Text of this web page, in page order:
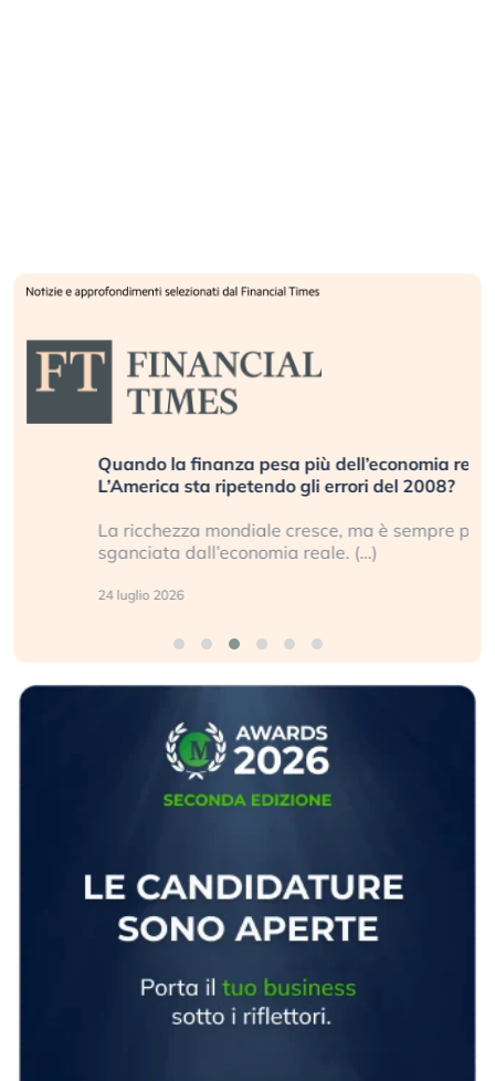
Quando la finanza pesa più dell’economia reale.
L’America sta ripetendo gli errori del 2008?
La ricchezza mondiale cresce, ma è sempre più
sganciata dall’economia reale. (…)
24 luglio 2026